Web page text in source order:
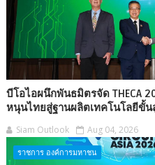
บีโอไอผนึกพันธมิตรจัด THECA
หนุนไทยสู่ฐานผลิตเทคโนโลยีขั้น
Siam Outlook Aug 04, 2026
ราชการ องค์การมหาชน